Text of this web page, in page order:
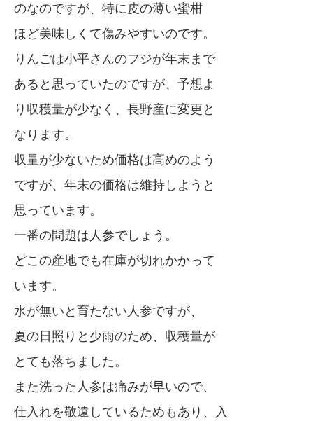
のなのですが、特に皮の薄い蜜柑
ほど美味しくて傷みやすいのです。
りんごは小平さんのフジが年末まで
あると思っていたのですが、予想よ
り収穫量が少なく、長野産に変更と
なります。
収量が少ないため価格は高めのよう
ですが、年末の価格は維持しようと
思っています。
一番の問題は人参でしょう。
どこの産地でも在庫が切れかかって
います。
水が無いと育たない人参ですが、
夏の日照りと少雨のため、収穫量が
とても落ちました。
また洗った人参は痛みが早いので、
仕入れを敬遠しているためもあり、入